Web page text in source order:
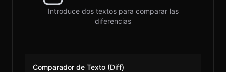
Introduce dos textos para comparar las
diferencias
Comparador de Texto (Diff)